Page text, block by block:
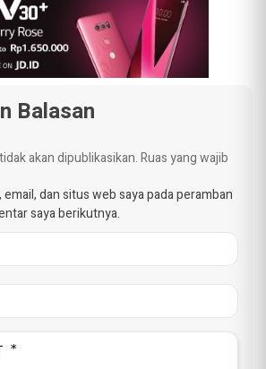
Balasan
akan dipublikasikan.Ruas yang wajib
email, dan situs web saya pada peramban
saya berikutnya.